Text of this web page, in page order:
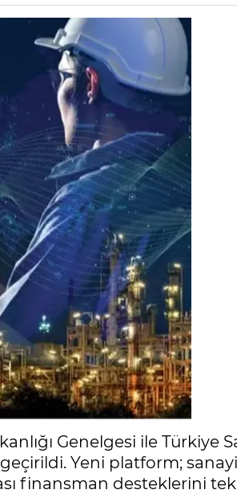
Genelgesi ile Türkiye
Yeni platform;
finansman desteklerini tek